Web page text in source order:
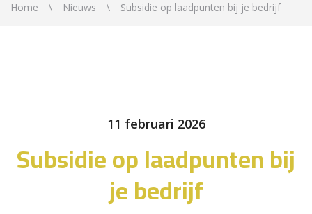
Home Nieuws Subsidie op laadpunten bij je bedrijf
11 februari 2026
Subsidie op laadpunten bij
je bedrijf